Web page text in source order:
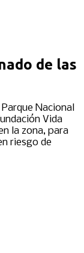
de las
Nacional
Vida
la zona, para
riesgo de